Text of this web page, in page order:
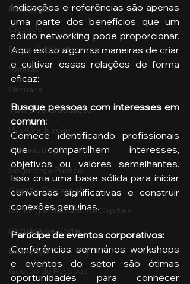
Psicologia
Cidades
Datas Comemorativas
Vendas
Pecuária
Turma de Graduação
Pós-Graduação
Administração
Segurança Publica
Gestão Comercial
Banking e Mercado de Capitais
Pecuária de Corte
Liderança
Gestão de Pessoas
Indicações e referências são apenas
uma parte dos benefícios que um
sólido networking pode proporcionar.
Aqui estão algumas maneiras de criar
e cultivar essas relações de forma
eficaz:
Busque pessoas com interesses em
comum:
Comece identificando profissionais
que compartilhem interesses,
objetivos ou valores semelhantes.
Isso cria uma base sólida para iniciar
conversas significativas e construir
conexões genuínas.
Participe de eventos corporativos:
Conferências, seminários, workshops
e eventos do setor são ótimas
oportunidades para conhecer